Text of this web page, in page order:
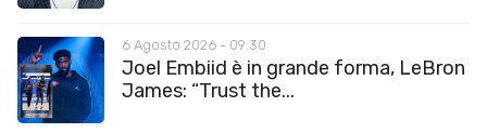
6 Agosto 2026 - 09:30
Joel Embiid è in grande forma, LeBron
James: “Trust the...